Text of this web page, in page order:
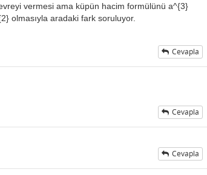
vermesi ama küpün hacim formülünü a^{3}
olmasıyla aradaki fark soruluyor.
Cevapla
Cevapla
Cevapla